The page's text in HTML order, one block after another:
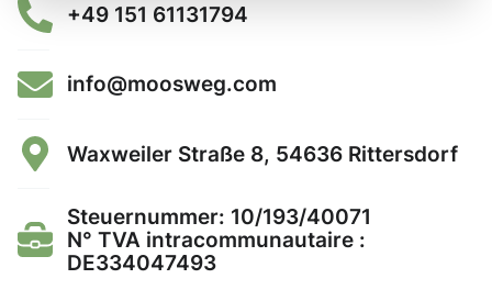
+49 151 61131794
info@moosweg.com
Waxweiler Straße 8, 54636 Rittersdorf
Steuernummer: 10/193/40071
N° TVA intracommunautaire :
DE334047493